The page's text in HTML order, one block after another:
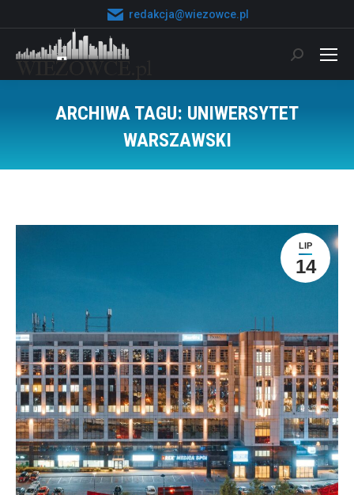
redakcja@wiezowce.pl
Szukaj:
ARCHIWA TAGU: UNIWERSYTET
WARSZAWSKI
LIP
14